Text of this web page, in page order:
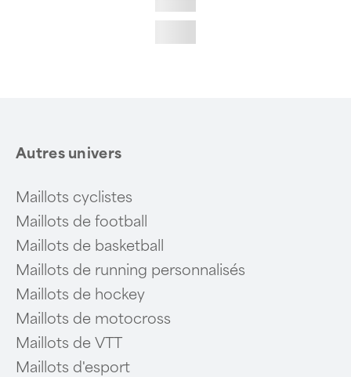
Autres univers
Maillots cyclistes
Maillots de football
Maillots de basketball
Maillots de running personnalisés
Maillots de hockey
Maillots de motocross
Maillots de VTT
Maillots d'esport